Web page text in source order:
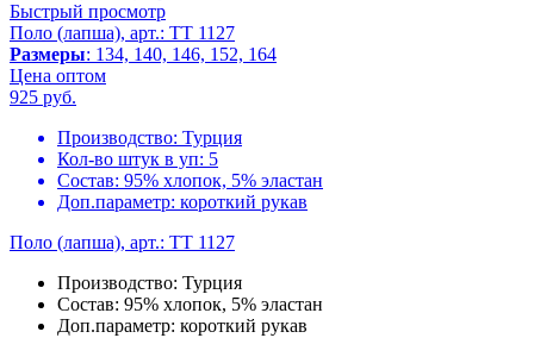
Быстрый просмотр
Поло (лапша), арт.: TT 1127
Размеры: 134, 140, 146, 152, 164
Цена оптом
925 руб.
Производство: Турция
Кол-во штук в уп: 5
Состав: 95% хлопок, 5% эластан
Доп.параметр: короткий рукав
Поло (лапша), арт.: TT 1127
Производство: Турция
Состав: 95% хлопок, 5% эластан
Доп.параметр: короткий рукав